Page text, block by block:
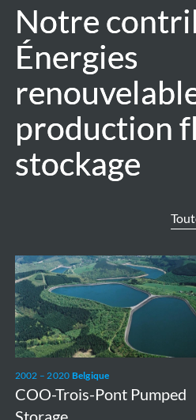
Notre
Énergies
production
stockage
Notre
Énergies
production
stockage
2002 – 2020 Belgique
COO-Trois-Pont Pumped
Storage
COO-
Trois-
Pont
Pumped
Storage